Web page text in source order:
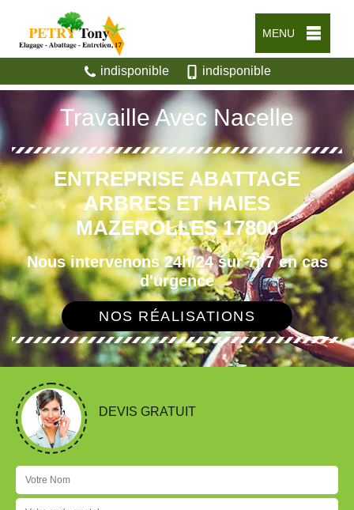
MENU
indisponible indisponible
Travaille Avec Nacelle
ENTREPRISE ABATTAGE
ARBRES ET HAIES
MAZEROLLES 17800
Nous intervenons 24h/24 sur 7j/7 en cas
d'urgence
NOS RÉALISATIONS
DEVIS GRATUIT